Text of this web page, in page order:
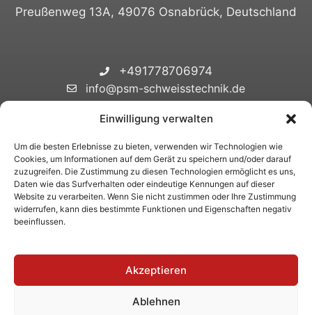
Einwilligung verwalten
Um die besten Erlebnisse zu bieten, verwenden wir Technologien wie
Cookies, um Informationen auf dem Gerät zu speichern und/oder darauf
zuzugreifen. Die Zustimmung zu diesen Technologien ermöglicht es uns,
Daten wie das Surfverhalten oder eindeutige Kennungen auf dieser
Website zu verarbeiten. Wenn Sie nicht zustimmen oder Ihre Zustimmung
widerrufen, kann dies bestimmte Funktionen und Eigenschaften negativ
beeinflussen.
Akzeptieren
Ablehnen
Preußenweg 13A, 49076 Osnabrück, Deutschland
+491778706974
info@psm-schweisstechnik.de
Datenschutzrichtlinie
Impressum
AGB
Cookie-richtlinie
Design & Entwicklung von ANVAL